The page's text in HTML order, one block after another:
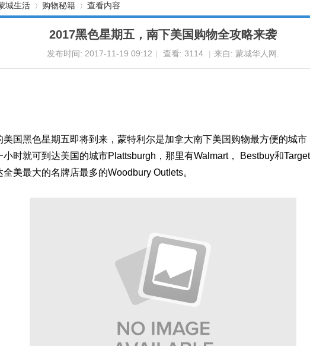
录
城生活 购物秘籍
›
查看内容
2017黑色星期五，南下美国购物全攻略来袭
发布时间: 2017-11-19 09:12 | 查看: 3114 | 来自: 蒙城华人网.
美国黑色星期五即将到来，蒙特利尔是加拿大南下美国购物最方便的城市
小时就可到达美国的城市Plattsburgh，那里有Walmart， Bestbuy和
全美最大的名牌店最多的Woodbury Outlets。